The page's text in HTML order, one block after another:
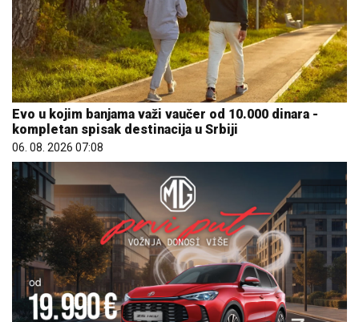
Evo u kojim banjama važi vaučer od 10.000 dinara -
kompletan spisak destinacija u Srbiji
06. 08. 2026 07:08